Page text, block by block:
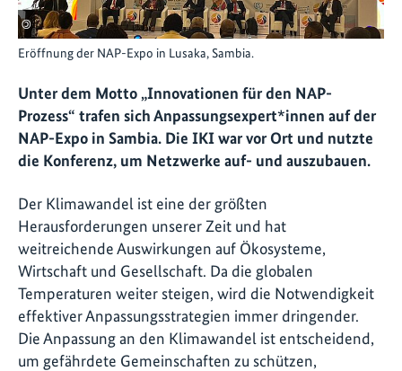
©
Eröffnung der NAP-Expo in Lusaka, Sambia.
Unter dem Motto „Innovationen für den NAP-
Prozess“ trafen sich Anpassungsexpert*innen auf der
NAP-Expo in Sambia. Die IKI war vor Ort und nutzte
die Konferenz, um Netzwerke auf- und auszubauen.
Der Klimawandel ist eine der größten
Herausforderungen unserer Zeit und hat
weitreichende Auswirkungen auf Ökosysteme,
Wirtschaft und Gesellschaft. Da die globalen
Temperaturen weiter steigen, wird die Notwendigkeit
effektiver Anpassungsstrategien immer dringender.
Die Anpassung an den Klimawandel ist entscheidend,
um gefährdete Gemeinschaften zu schützen,